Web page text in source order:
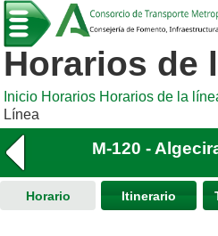
Horarios de
Inicio Horarios Horarios de la
Línea
M-120 -
Horario Itinerario